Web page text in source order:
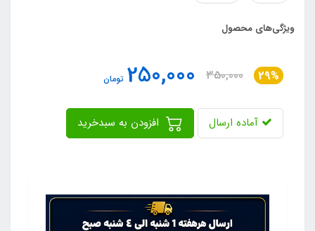
ویژگی‌های محصول
29%
350,000
250,000 تومان
آماده ارسال